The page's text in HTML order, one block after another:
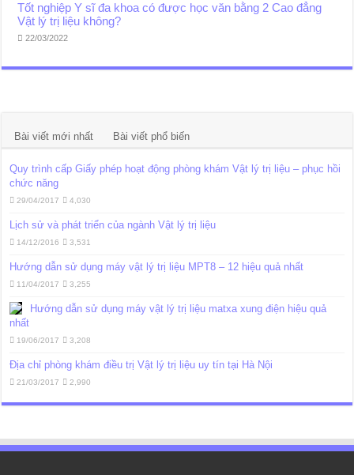
Tốt nghiệp Y sĩ đa khoa có được học văn bằng 2 Cao đẳng
Vật lý trị liệu không?
22/03/2022
Bài viết mới nhất Bài viết phổ biến
Quy trình cấp Giấy phép hoạt động phòng khám Vật lý trị liệu – phục hồi
chức năng
29/04/2017 4,030
Lịch sử và phát triển của ngành Vật lý trị liệu
14/12/2016 3,531
Hướng dẫn sử dụng máy vật lý trị liệu MPT8 – 12 hiệu quả nhất
11/04/2017 3,255
Hướng dẫn sử dụng máy vật lý trị liệu matxa xung điện hiệu quả
nhất
19/06/2017 3,208
Địa chỉ phòng khám điều trị Vật lý trị liệu uy tín tại Hà Nội
21/03/2017 2,990